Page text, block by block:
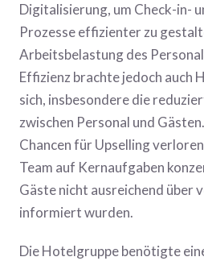
Digitalisierung, um Check-in-
Prozesse effizienter zu
Arbeitsbelastung des
Effizienz brachte jedoch auch
sich, insbesondere die
zwischen Personal und
Chancen für Upselling
Team auf Kernaufgaben
Gäste nicht ausreichend über
informiert wurden.
Die Hotelgruppe benötigte